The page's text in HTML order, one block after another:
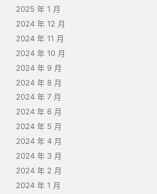
2025 年 1 月
2024 年 12 月
2024 年 11 月
2024 年 10 月
2024 年 9 月
2024 年 8 月
2024 年 7 月
2024 年 6 月
2024 年 5 月
2024 年 4 月
2024 年 3 月
2024 年 2 月
2024 年 1 月